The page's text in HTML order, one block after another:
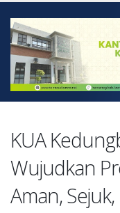
KUA
Wujudkan
Aman,